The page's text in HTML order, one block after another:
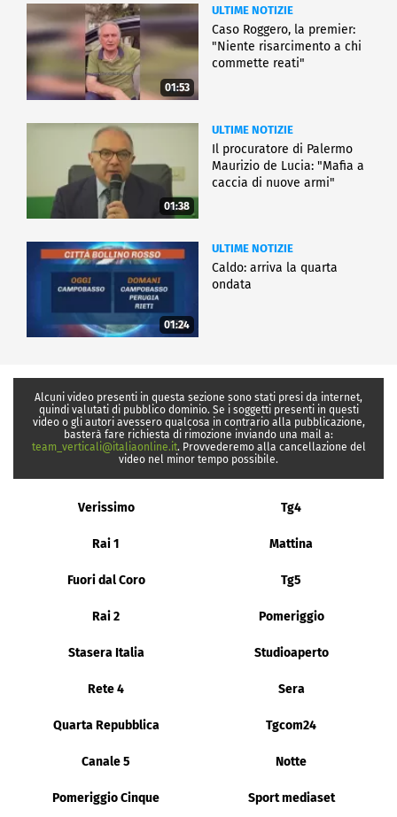
01:53
ULTIME NOTIZIE
Caso Roggero, la premier:
"Niente risarcimento a chi
commette reati"
01:38
ULTIME NOTIZIE
Il procuratore di Palermo
Maurizio de Lucia: "Mafia a
caccia di nuove armi"
01:24
ULTIME NOTIZIE
Caldo: arriva la quarta
ondata
Alcuni video presenti in questa sezione sono stati presi da internet,
quindi valutati di pubblico dominio. Se i soggetti presenti in questi
video o gli autori avessero qualcosa in contrario alla pubblicazione,
basterà fare richiesta di rimozione inviando una mail a:
team_verticali@italiaonline.it. Provvederemo alla cancellazione del
video nel minor tempo possibile.
Verissimo Tg4
Rai 1 Mattina
Fuori dal Coro Tg5
Rai 2 Pomeriggio
Stasera Italia Studioaperto
Rete 4 Sera
Quarta Repubblica Tgcom24
Canale 5 Notte
Pomeriggio Cinque Sport mediaset